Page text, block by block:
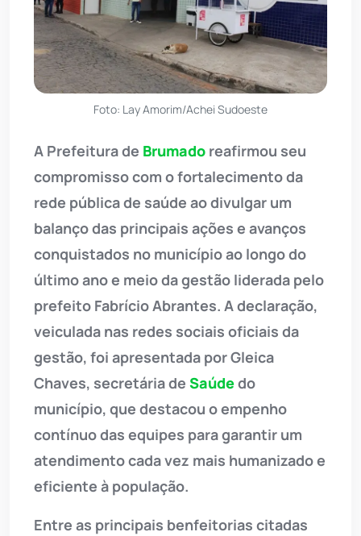
Foto: Lay Amorim/Achei Sudoeste
A Prefeitura de Brumado reafirmou seu
compromisso com o fortalecimento da
rede pública de saúde ao divulgar um
balanço das principais ações e avanços
conquistados no município ao longo do
último ano e meio da gestão liderada pelo
prefeito Fabrício Abrantes. A declaração,
veiculada nas redes sociais oficiais da
gestão, foi apresentada por Gleica
Chaves, secretária de Saúdedo
município, que destacou o empenho
contínuo das equipes para garantir um
atendimento cada vez mais humanizado e
eficiente à população.
Entre as principais benfeitorias citadas